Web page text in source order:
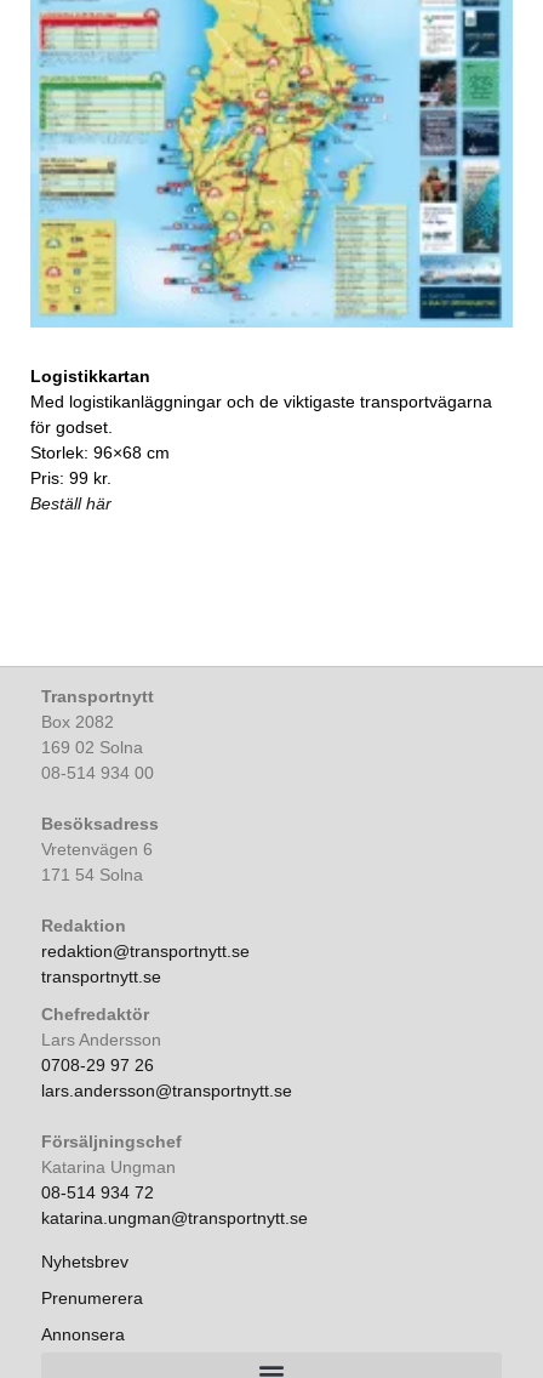
Logistikkartan
Med logistikanläggningar och de viktigaste transportvägarna
för godset.
Storlek: 96×68 cm
Pris: 99 kr.
Beställ här
Transportnytt
Box 2082
169 02 Solna
08-514 934 00
Besöksadress
Vretenvägen 6
171 54 Solna
Redaktion
redaktion@transportnytt.se
transportnytt.se
Chefredaktör
Lars Andersson
0708-29 97 26
lars.andersson@transportnytt.se
Försäljningschef
Katarina Ungman
08-514 934 72
katarina.ungman@transportnytt.se
Nyhetsbrev
Prenumerera
Annonsera